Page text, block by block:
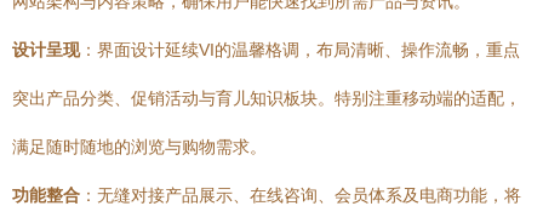
设计呈现：界面设计延续VI的温馨格调，布局清晰、操作流畅，重点
突出产品分类、促销活动与育儿知识板块。特别注重移动端的适配，
满足随时随地的浏览与购物需求。
功能整合 ：无缝对接产品展示、在线咨询、会员体系及电商功能，将